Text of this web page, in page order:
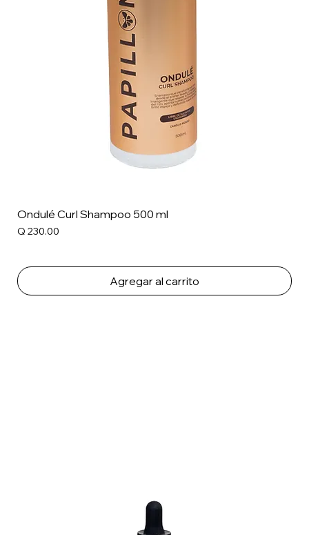
Ondulé Curl Shampoo 500 ml
Precio
Q 230.00
Agregar al carrito